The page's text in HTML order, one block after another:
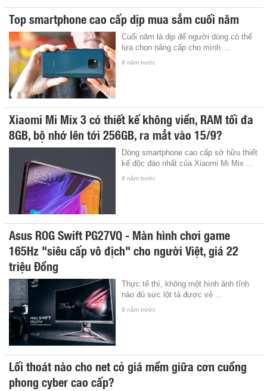
Top smartphone cao cấp dịp mua sắm cuối năm
Cuối năm là dịp để người dùng có thể
lựa chọn nâng cấp cho mình ...
8 năm trước
Xiaomi Mi Mix 3 có thiết kế không viền, RAM tối đa
8GB, bộ nhớ lên tới 256GB, ra mắt vào 15/9?
Dòng smartphone cao cấp sở hữu thiết
kế độc đáo nhất của Xiaomi Mi Mix ...
8 năm trước
Asus ROG Swift PG27VQ - Màn hình chơi game
165Hz "siêu cấp vô địch" cho người Việt, giá 22
triệu Đồng
Thực tế thì, không một hình ảnh tĩnh
nào đủ sức lột tả được vẻ ...
9 năm trước
Lối thoát nào cho net cỏ giá mềm giữa cơn cuồng
phong cyber cao cấp?